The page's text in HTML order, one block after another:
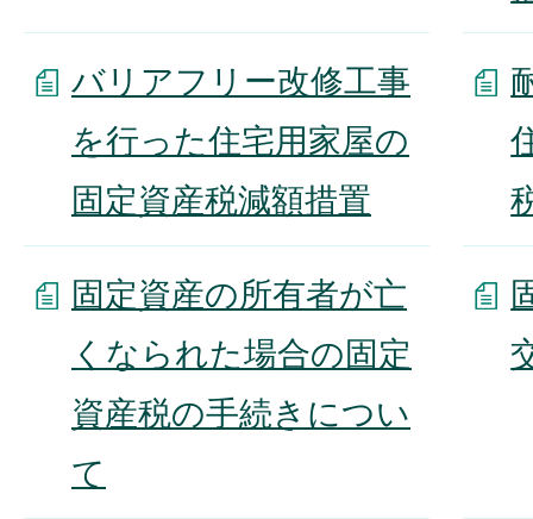
バリアフリー改修工事
を行った住宅用家屋の
固定資産税減額措置
固定資産の所有者が亡
くなられた場合の固定
資産税の手続きについ
て